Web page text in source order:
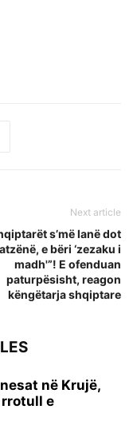
Next article
s’më lanë dot
e bëri ‘zezaku i
madh'”! E ofenduan
paturpësisht, reagon
këngëtarja shqiptare
në Krujë,
e